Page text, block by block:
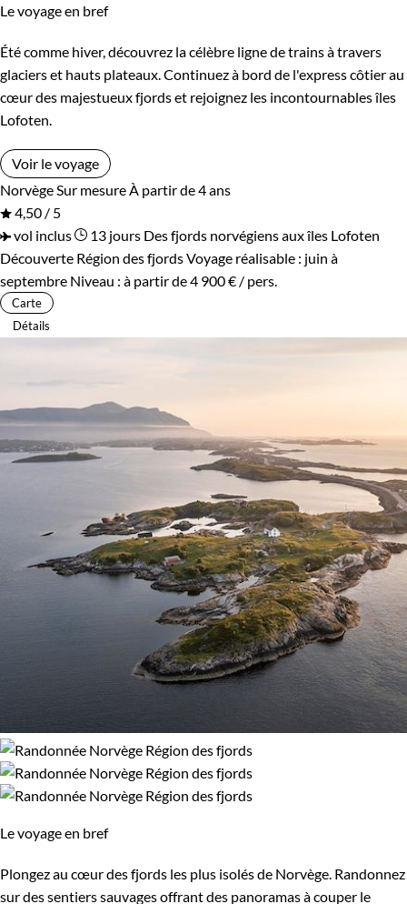
Le voyage en bref
Été comme hiver, découvrez la célèbre ligne de trains à travers
glaciers et hauts plateaux. Continuez à bord de l'express côtier au
cœur des majestueux fjords et rejoignez les incontournables îles
Lofoten.
Voir le voyage
Norvège Sur mesure À partir de 4 ans
4,50 / 5
vol inclus
13 jours Des fjords norvégiens aux îles Lofoten
Découverte Région des fjordsVoyage réalisable : juin à
septembre Niveau : à partir de4 900 € / pers.
Carte
Détails
Le voyage en bref
Plongez au cœur des fjords les plus isolés de Norvège. Randonnez
sur des sentiers sauvages offrant des panoramas à couper le